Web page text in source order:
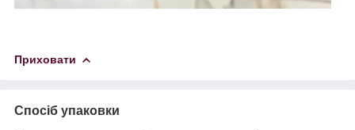
Приховати
Спосіб упаковки